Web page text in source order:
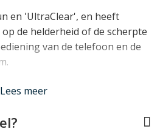
en 'UltraClear', en heeft
de helderheid of de scherpte
van de telefoon en de
Lees minder
Lees meer